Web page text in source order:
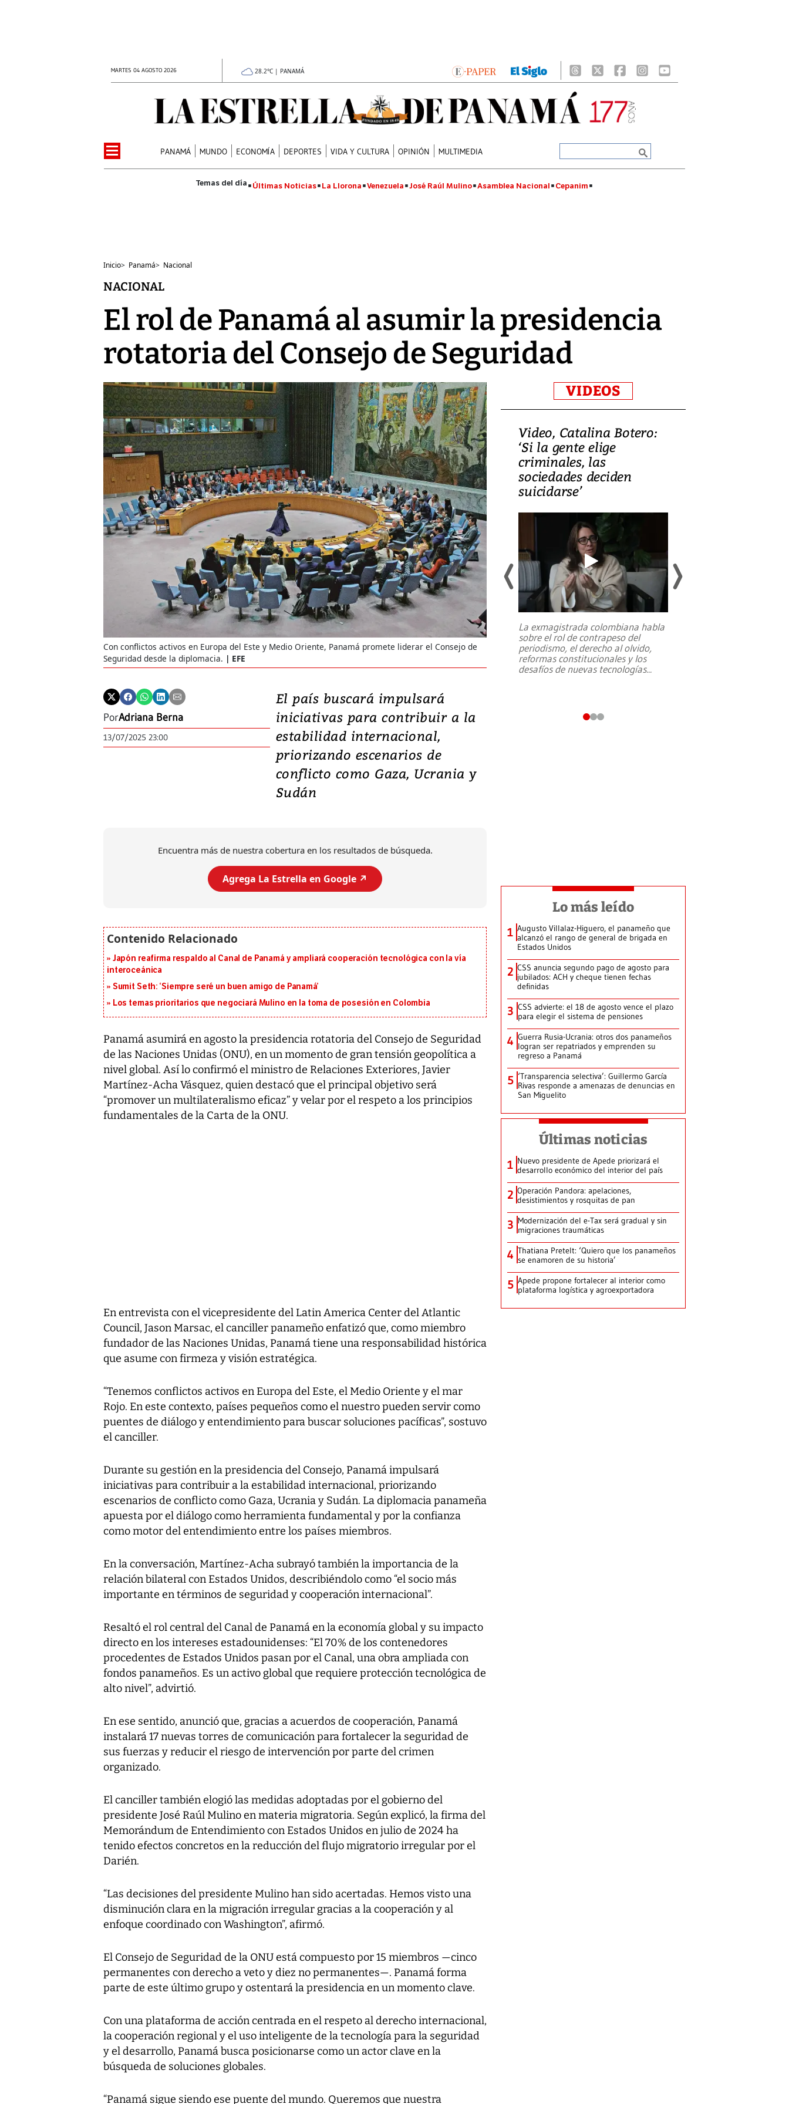
MARTES 04 AGOSTO 2026 28.2°C | PANAMÁ
PANAMÁ MUNDO ECONOMÍA DEPORTES VIDA Y CULTURA OPINIÓN MULTIMEDIA
Últimas Noticias La Llorona Venezuela José Raúl Mulino Asamblea Nacional Cepanim
Inicio> Panamá> Nacional
NACIONAL
El rol de Panamá al asumir la presidencia
rotatoria del Consejo de Seguridad
Con conflictos activos en Europa del Este y Medio Oriente, Panamá promete liderar el Consejo de
Seguridad desde la diplomacia.
EFE
PorAdriana Berna
13/07/2025 23:00
El país buscará impulsará
iniciativas para contribuir a la
estabilidad internacional,
priorizando escenarios de
conflicto como Gaza, Ucrania y
Sudán
Encuentra más de nuestra cobertura en los resultados de búsqueda.
Agrega La Estrella en Google ↗️
Japón reafirma respaldo al Canal de Panamá y ampliará cooperación tecnológica con la vía
interoceánica
Sumit Seth: ‘Siempre seré un buen amigo de Panamá’
Los temas prioritarios que negociará Mulino en la toma de posesión en Colombia
Panamá asumirá en agosto la presidencia rotatoria del Consejo de Seguridad
de las Naciones Unidas (ONU), en un momento de gran tensión geopolítica a
nivel global. Así lo confirmó el ministro de Relaciones Exteriores, Javier
Martínez-Acha Vásquez, quien destacó que el principal objetivo será
“promover un multilateralismo eficaz” y velar por el respeto a los principios
fundamentales de la Carta de la ONU.
En entrevista con el vicepresidente del Latin America Center del Atlantic
Council, Jason Marsac, el canciller panameño enfatizó que, como miembro
fundador de las Naciones Unidas, Panamá tiene una responsabilidad histórica
que asume con firmeza y visión estratégica.
“Tenemos conflictos activos en Europa del Este, el Medio Oriente y el mar
Rojo. En este contexto, países pequeños como el nuestro pueden servir como
puentes de diálogo y entendimiento para buscar soluciones pacíficas”, sostuvo
el canciller.
Durante su gestión en la presidencia del Consejo, Panamá impulsará
iniciativas para contribuir a la estabilidad internacional, priorizando
escenarios de conflicto como Gaza, Ucrania y Sudán. La diplomacia panameña
apuesta por el diálogo como herramienta fundamental y por la confianza
como motor del entendimiento entre los países miembros.
En la conversación, Martínez-Acha subrayó también la importancia de la
relación bilateral con Estados Unidos, describiéndolo como “el socio más
importante en términos de seguridad y cooperación internacional”.
Resaltó el rol central del Canal de Panamá en la economía global y su impacto
directo en los intereses estadounidenses: “El 70% de los contenedores
procedentes de Estados Unidos pasan por el Canal, una obra ampliada con
fondos panameños. Es un activo global que requiere protección tecnológica de
alto nivel”, advirtió.
En ese sentido, anunció que, gracias a acuerdos de cooperación, Panamá
instalará 17 nuevas torres de comunicación para fortalecer la seguridad de
sus fuerzas y reducir el riesgo de intervención por parte del crimen
organizado.
El canciller también elogió las medidas adoptadas por el gobierno del
presidente José Raúl Mulino en materia migratoria. Según explicó, la firma del
Memorándum de Entendimiento con Estados Unidos en julio de 2024 ha
tenido efectos concretos en la reducción del flujo migratorio irregular por el
Darién.
“Las decisiones del presidente Mulino han sido acertadas. Hemos visto una
disminución clara en la migración irregular gracias a la cooperación y al
enfoque coordinado con Washington”, afirmó.
El Consejo de Seguridad de la ONU está compuesto por 15 miembros —cinco
permanentes con derecho a veto y diez no permanentes—. Panamá forma
parte de este último grupo y ostentará la presidencia en un momento clave.
Con una plataforma de acción centrada en el respeto al derecho internacional,
la cooperación regional y el uso inteligente de la tecnología para la seguridad
y el desarrollo, Panamá busca posicionarse como un actor clave en la
búsqueda de soluciones globales.
“Panamá sigue siendo ese puente del mundo. Queremos que nuestra
VIDEOS
Video, Japón: Terremoto
deja heridos y graves
daños en Kumamoto
Un fuerte terremoto de magnitud
7,1 se registró este martes 28 de
julio en la prefectura de Kumamoto,
al sur de Japón, provocando una
emergencia de gran...
Video, Catalina Botero:
‘Si la gente elige
criminales, las
sociedades deciden
suicidarse’
La exmagistrada colombiana habla
sobre el rol de contrapeso del
periodismo, el derecho al olvido,
reformas constitucionales y los
desafíos de nuevas tecnologías...
Lo más leído
1 Augusto Villalaz-Higuero, el panameño que
alcanzó el rango de general de brigada en
Estados Unidos
2 CSS anuncia segundo pago de agosto para
jubilados: ACH y cheque tienen fechas
definidas
3 CSS advierte: el 18 de agosto vence el plazo
para elegir el sistema de pensiones
4 Guerra Rusia-Ucrania: otros dos panameños
logran ser repatriados y emprenden su
regreso a Panamá
5 ‘Transparencia selectiva’: Guillermo García
Rivas responde a amenazas de denuncias en
San Miguelito
Últimas noticias
1 Nuevo presidente de Apede priorizará el
desarrollo económico del interior del país
2 Operación Pandora: apelaciones,
desistimientos y rosquitas de pan
3 Modernización del e-Tax será gradual y sin
migraciones traumáticas
4 Thatiana Pretelt: ‘Quiero que los panameños
se enamoren de su historia’
5 Apede propone fortalecer al interior como
plataforma logística y agroexportadora